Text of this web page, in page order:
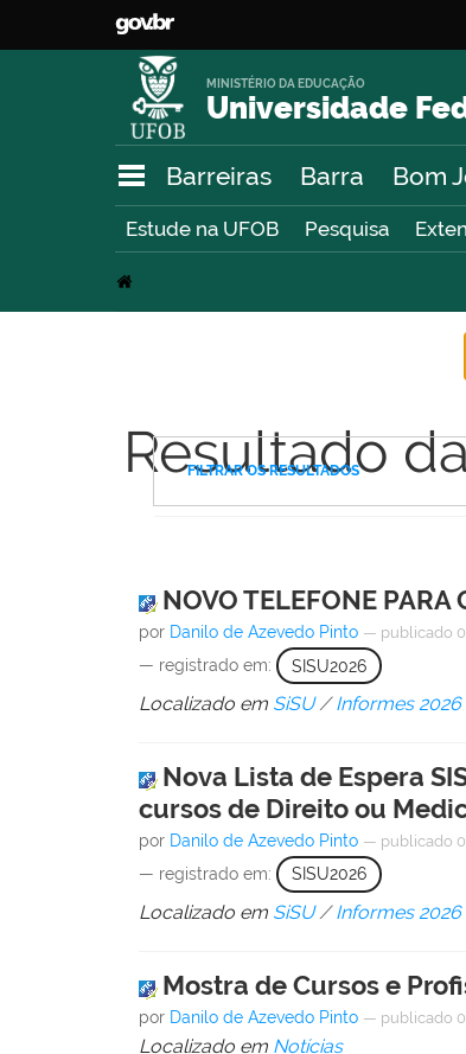
Universidade
MINISTÉRIO DA EDUCAÇÃO
Barreiras Barra Bom
Estude na UFOB Pesquisa
Resultado
FILTRAR OS RESULTADOS
NOVO TELEFONE
por Danilo de Azevedo Pinto — publicado
— registrado em: SISU2026
Localizado em SiSU /Informes 2026
Nova Lista de Espera
cursos de Direito ou
por Danilo de Azevedo Pinto — publicado
— registrado em: SISU2026
Localizado em SiSU /Informes 2026
Mostra de Cursos e
por Danilo de Azevedo Pinto — publicado
Localizado em Notícias